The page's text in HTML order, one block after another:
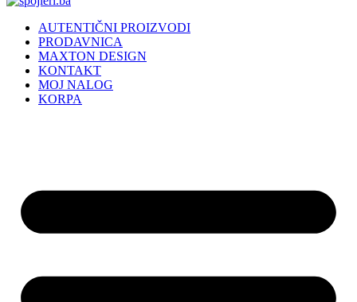
AUTENTIČNI PROIZVODI
PRODAVNICA
MAXTON DESIGN
KONTAKT
MOJ NALOG
KORPA